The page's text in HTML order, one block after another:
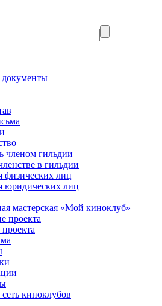
членом гильдии
в гильдии
физических лиц
юридических лиц
мастерская «Мой киноклуб»
проекта
киноклубов